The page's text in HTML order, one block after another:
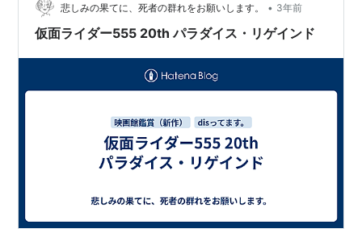
で死んでいるキャラがなぜ登場しているか、たっくんが
なぜまだ生きているのか、ちゃんと理由がありましたか
悲しみの果てに、死者の群れをお願いします。 • 3年前
仮面ライダー555 20th パラダイス・リゲインド